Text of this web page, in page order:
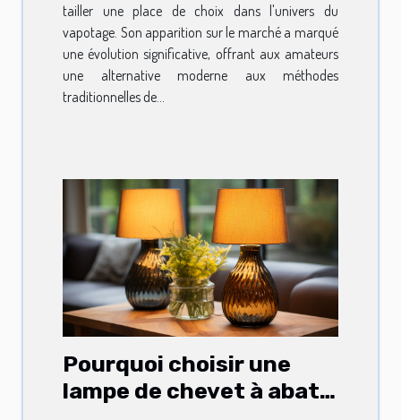
tailler une place de choix dans l'univers du
vapotage. Son apparition sur le marché a marqué
une évolution significative, offrant aux amateurs
une alternative moderne aux méthodes
traditionnelles de...
Pourquoi choisir une
lampe de chevet à abat-